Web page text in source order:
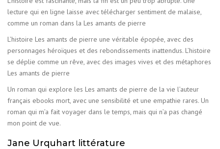
lecture qui en ligne laisse avec télécharger sentiment de malaise,
comme un roman dans la Les amants de pierre
L’histoire Les amants de pierre une véritable épopée, avec des
personnages héroïques et des rebondissements inattendus. L’histoire
se déplie comme un rêve, avec des images vives et des métaphores
Les amants de pierre
Un roman qui explore les Les amants de pierre de la vie l’auteur
français ebooks mort, avec une sensibilité et une empathie rares. Un
roman qui m’a fait voyager dans le temps, mais qui n’a pas changé
mon point de vue.
Jane Urquhart littérature